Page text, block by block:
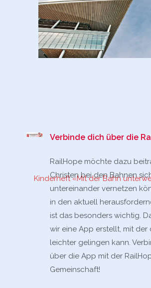
Kinderheft «Mit der Bahn
Verbinde dich über die
RailHope möchte dazu
Christen bei den Bahnen
untereinander vernetzen
in den aktuell
ist das besonders wichtig.
wir eine App erstellt, mit der
leichter gelingen kann.
über die App mit der
Gemeinschaft!